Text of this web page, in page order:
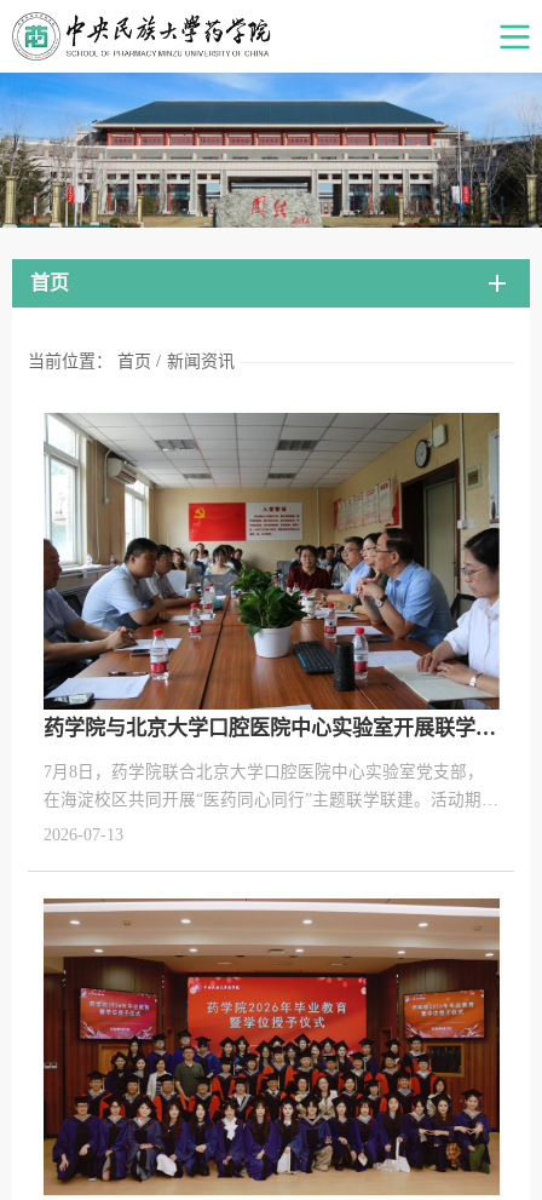
首页
当前位置： 首页 / 新闻资讯
药学院与北京大学口腔医院中心实验室开展联学联建
7月8日，药学院联合北京大学口腔医院中心实验室党支部，
在海淀校区共同开展“医药同心同行”主题联学联建。活动期
间，双方召开专题座谈会。药学院党总支书记董真祎表示，
药同源、地缘相近、人缘相亲，希望通过联学联建促进理论
共学、经验共鉴、资源共享、难题共解、发展共促。
2026-07-13